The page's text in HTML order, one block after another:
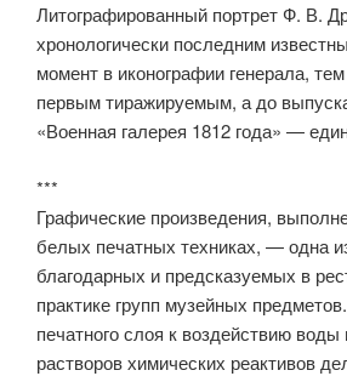
Литографированный портрет Ф. В.
хронологически последним
момент в иконографии генерала,
первым тиражируемым, а до
«Военная галерея 1812 года» —
***
Графические произведения,
белых печатных техниках, — одна
благодарных и предсказуемых в
практике групп музейных
печатного слоя к воздействию
растворов химических реактивов